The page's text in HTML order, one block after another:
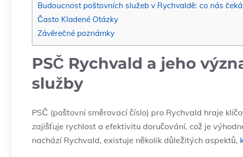
Budoucnost poštovních služeb v Rychvaldě: co nás
Často Kladené Otázky
Závěrečné poznámky
PSČ Rychvald a jeho
služby
PSČ (poštovní směrovací číslo) pro Rychvald hraje
zajišťuje rychlost a efektivitu doručování, což je
nachází Rychvald, existuje několik důležitých aspektů,